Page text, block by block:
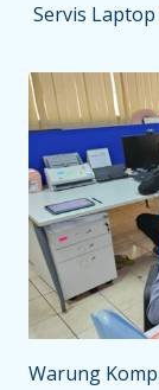
Servis
Warung